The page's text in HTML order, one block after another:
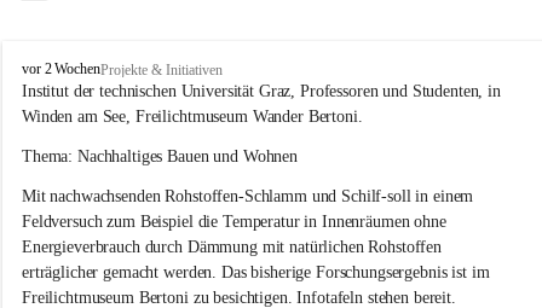
W
i
n
e
a
m
S
e
e
vor 2 WochenProjekte & Initiativen
Institut der technischen Universität Graz, Professoren und Studenten, in
Winden am See, Freilichtmuseum Wander Bertoni.
Thema: Nachhaltiges Bauen und Wohnen
Mit nachwachsenden Rohstoffen-Schlamm und Schilf-soll in einem
Feldversuch zum Beispiel die Temperatur in Innenräumen ohne
Energieverbrauch durch Dämmung mit natürlichen Rohstoffen
erträglicher gemacht werden. Das bisherige Forschungsergebnis ist im
Freilichtmuseum Bertoni zu besichtigen. Infotafeln stehen bereit.